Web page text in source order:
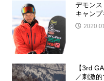
デモン
キャンプ
【3rd
／刺激的